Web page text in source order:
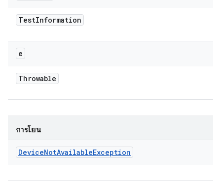
TestInformation
e
Throwable
การโยน
DeviceNotAvailableException